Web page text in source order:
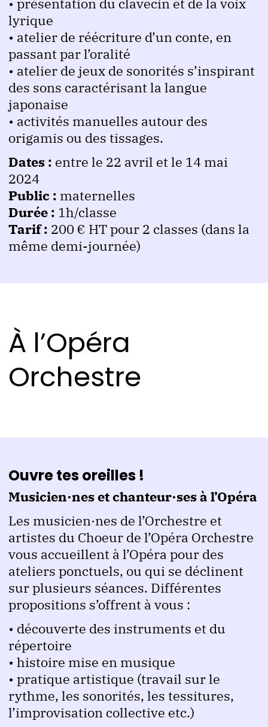
• présentation du clavecin et de la voix
lyrique
• atelier de réécriture d’un conte, en
passant par l’oralité
• atelier de jeux de sonorités s’inspirant
des sons caractérisant la langue
japonaise
• activités manuelles autour des
origamis ou des tissages.
Dates : entre le 22 avril et le 14 mai
2024
Public : maternelles
Durée : 1h/classe
Tarif : 200 € HT pour 2 classes (dans la
même demi-journée)
À l’Opéra
Orchestre
Ouvre tes oreilles !
Musicien·nes et chanteur·ses à l’Opéra
Les musicien·nes de l’Orchestre et
artistes du Choeur de l’Opéra Orchestre
vous accueillent à l’Opéra pour des
ateliers ponctuels, ou qui se déclinent
sur plusieurs séances. Différentes
propositions s’offrent à vous :
• découverte des instruments et du
répertoire
• histoire mise en musique
• pratique artistique (travail sur le
rythme, les sonorités, les tessitures,
l’improvisation collective etc.)